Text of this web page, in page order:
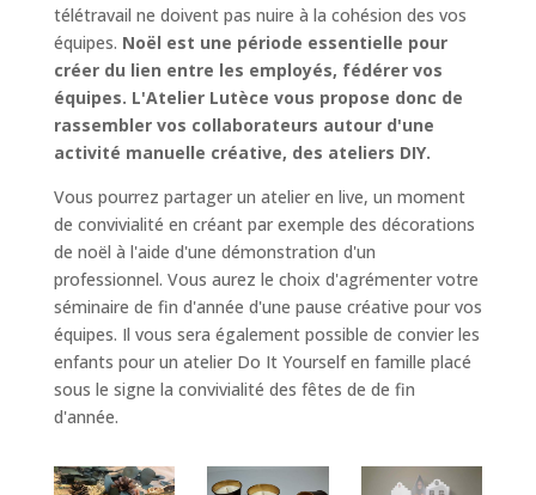
télétravail ne doivent pas nuire à la cohésion des vos
équipes. Noël est une période essentielle pour
créer du lien entre les employés, fédérer vos
équipes. L'Atelier Lutèce vous propose donc de
rassembler vos collaborateurs autour d'une
activité manuelle créative, des ateliers DIY.
Vous pourrez partager un atelier en live, un moment
de convivialité en créant par exemple des décorations
de noël à l'aide d'une démonstration d'un
professionnel. Vous aurez le choix d'agrémenter votre
séminaire de fin d'année d'une pause créative pour vos
équipes. Il vous sera également possible de convier les
enfants pour un atelier Do It Yourself en famille placé
sous le signe la convivialité des fêtes de de fin
d'année.